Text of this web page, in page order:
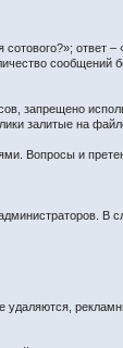
запрещено
залитые на
Вопросы и